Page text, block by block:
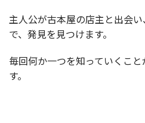
主人公が古本屋の店主と出会
で、発見を見つけます。
毎回何か一つを知っていくこ
す。